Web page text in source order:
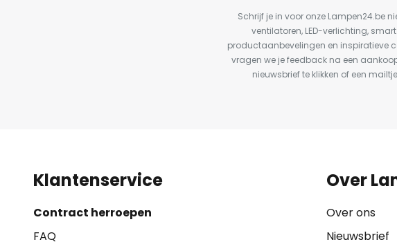
Schrijf je in voor onze Lampen24.be
ventilatoren, LED-verlichting,
productaanbevelingen en inspiratieve
vragen we je feedback na een
nieuwsbrief te klikken of een
Klantenservice
Contract herroepen
FAQ
Over
Over ons
Nieuwsbrief